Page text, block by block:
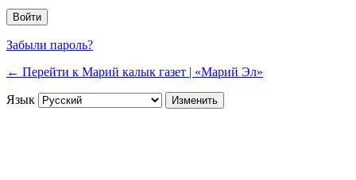
Забыли пароль?
← Перейти к Марий калык газет | «Марий Эл»
Язык